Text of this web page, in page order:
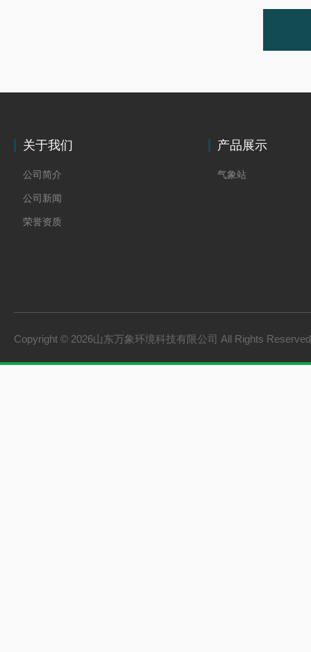
关于我们
公司简介
公司新闻
荣誉资质
产品展示
气象站
Copyright © 2026山东万象环境科技有限公司 All Rights